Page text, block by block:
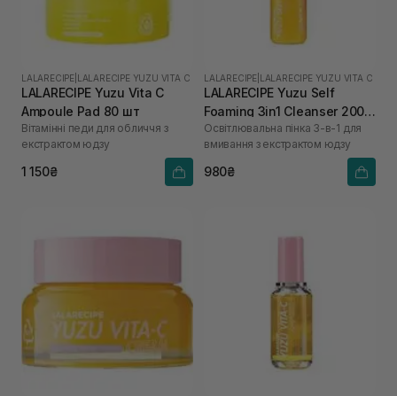
LALARECIPE LALARECIPE YUZU VITA C
LALARECIPE Yuzu Vita C
Ampoule Pad 80 шт
Вітамінні педи для обличчя з
екстрактом юдзу
1 150₴
LALARECIPE LALARECIPE YUZU VITA C
LALARECIPE Yuzu Self
Foaming 3in1 Cleanser 200
мл
Освітлювальна пінка 3-в-1 для
вмивання з екстрактом юдзу
980₴